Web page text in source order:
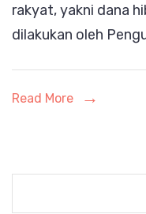
rakyat, yakni dana
dilakukan oleh
Read More